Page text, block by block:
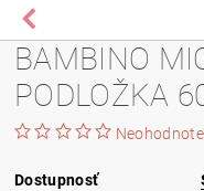
BAMBINO
PODLOŽKA
Dostupnosť